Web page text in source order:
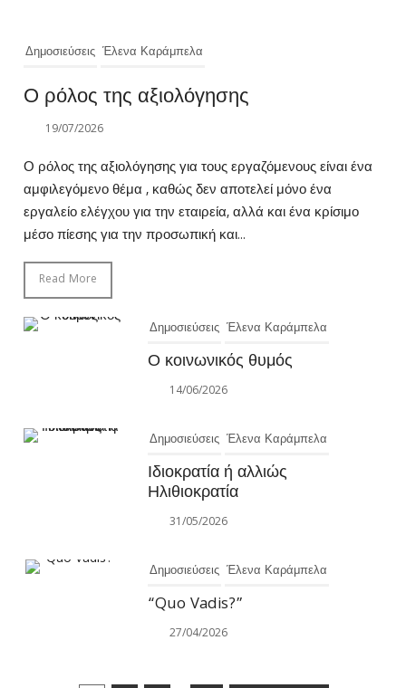
Δημοσιεύσεις Έλενα Καράμπελα
Ο ρόλος της αξιολόγησης
19/07/2026
Ο ρόλος της αξιολόγησης για τους εργαζόμενους είναι ένα
αμφιλεγόμενο θέμα , καθώς δεν αποτελεί μόνο ένα
εργαλείο ελέγχου για την εταιρεία, αλλά και ένα κρίσιμο
μέσο πίεσης για την προσωπική και...
Read More
Δημοσιεύσεις Έλενα Καράμπελα
Ο κοινωνικός θυμός
14/06/2026
Δημοσιεύσεις Έλενα Καράμπελα
Ιδιοκρατία ή αλλιώς
Ηλιθιοκρατία
31/05/2026
Δημοσιεύσεις Έλενα Καράμπελα
“Quo Vadis?”
27/04/2026